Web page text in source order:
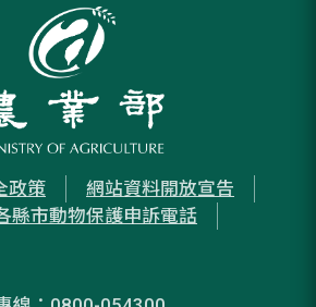
政策
網站資料開放宣告
縣市動物保護申訴電話